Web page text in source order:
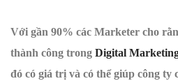
Với gần 90% các Marketer cho
thành công trong Digital
đó có giá trị và có thể giúp công ty